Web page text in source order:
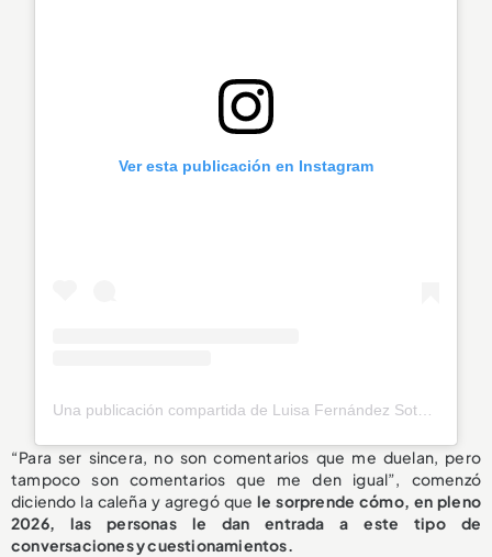
Ver esta publicación en Instagram
Una publicación compartida de Luisa Fernández Soto (@luisafdezsoto)
“Para ser sincera, no son comentarios que me duelan, pero
tampoco son comentarios que me den igual”, comenzó
diciendo la caleña y agregó quele sorprende cómo, en pleno
2026, las personas le dan entrada a este tipo de
conversaciones y cuestionamientos.